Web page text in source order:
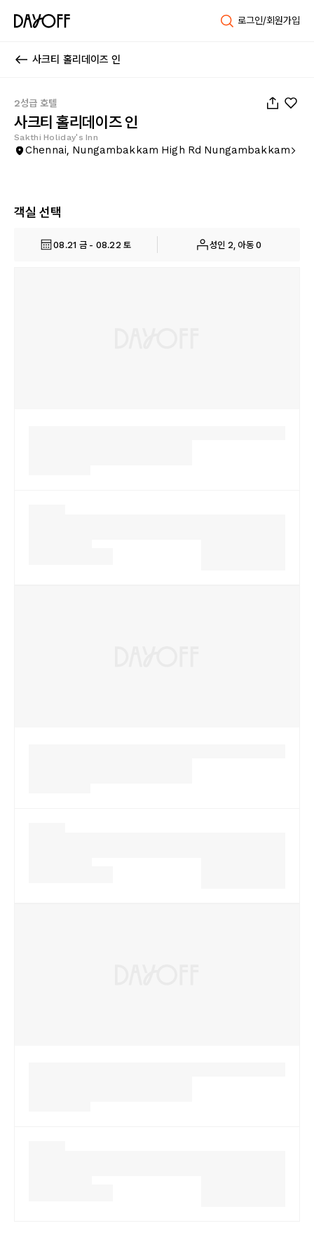
로그인/회원가입
사크티 홀리데이즈 인
2성급 호텔
사크티 홀리데이즈 인
Sakthi Holiday's Inn
Chennai, Nungambakkam High Rd Nungambakkam
객실 선택
08.21 금 - 08.22 토 성인 2, 아동 0